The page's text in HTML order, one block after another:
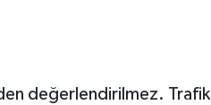
değerlendirilmez. Trafik